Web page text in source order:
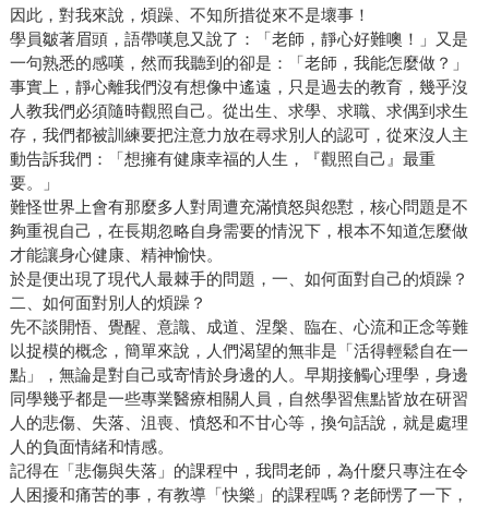
因此，對我來說，煩躁、不知所措從來不是壞事！
學員皺著眉頭，語帶嘆息又說了：「老師，靜心好難噢！」又是
一句熟悉的感嘆，然而我聽到的卻是：「老師，我能怎麼做？」
事實上，靜心離我們沒有想像中遙遠，只是過去的教育，幾乎沒
人教我們必須隨時觀照自己。從出生、求學、求職、求偶到求生
存，我們都被訓練要把注意力放在尋求別人的認可，從來沒人主
動告訴我們：「想擁有健康幸福的人生，『觀照自己』最重
要。」
難怪世界上會有那麼多人對周遭充滿憤怒與怨懟，核心問題是不
夠重視自己，在長期忽略自身需要的情況下，根本不知道怎麼做
才能讓身心健康、精神愉快。
於是便出現了現代人最棘手的問題，一、如何面對自己的煩躁？
二、如何面對別人的煩躁？
先不談開悟、覺醒、意識、成道、涅槃、臨在、心流和正念等難
以捉模的概念，簡單來說，人們渴望的無非是「活得輕鬆自在一
點」，無論是對自己或寄情於身邊的人。早期接觸心理學，身邊
同學幾乎都是一些專業醫療相關人員，自然學習焦點皆放在研習
人的悲傷、失落、沮喪、憤怒和不甘心等，換句話說，就是處理
人的負面情緒和情感。
記得在「悲傷與失落」的課程中，我問老師，為什麼只專注在令
人困擾和痛苦的事，有教導「快樂」的課程嗎？老師愣了一下，